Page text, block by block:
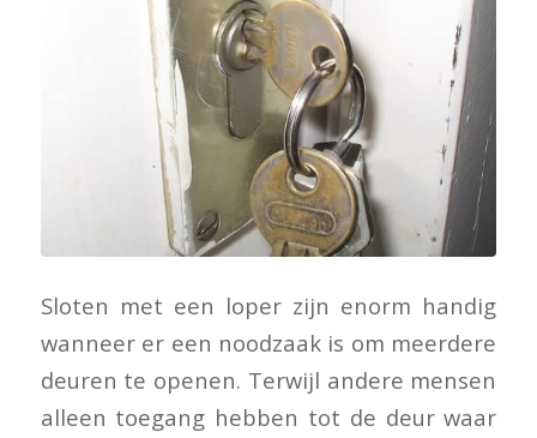
Sloten met een loper zijn enorm handig
wanneer er een noodzaak is om meerdere
deuren te openen. Terwijl andere mensen
alleen toegang hebben tot de deur waar